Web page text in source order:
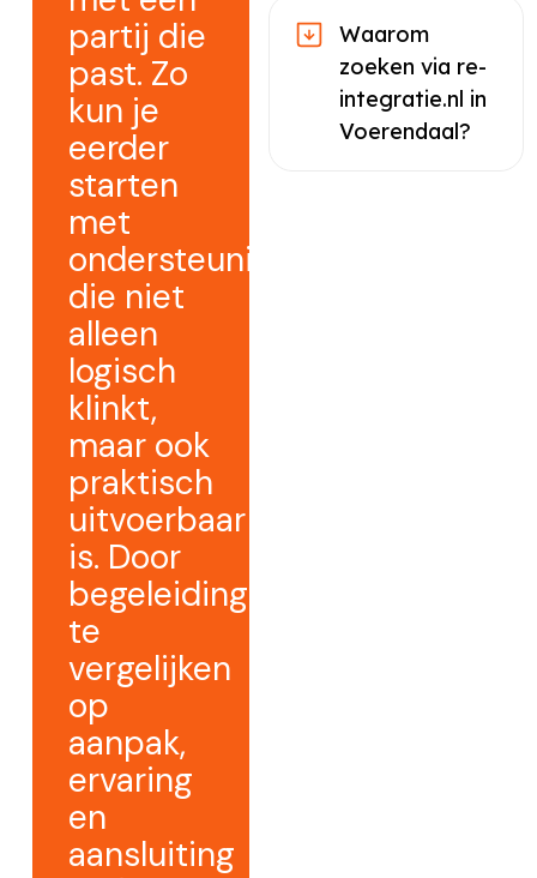
partij die
past. Zo
kun je
eerder
starten
met
ondersteuning
die niet
alleen
logisch
klinkt,
maar ook
praktisch
uitvoerbaar
is. Door
begeleiding
te
vergelijken
op
aanpak,
ervaring
en
aansluiting
Waarom
zoeken via re-
integratie.nl in
Voerendaal?